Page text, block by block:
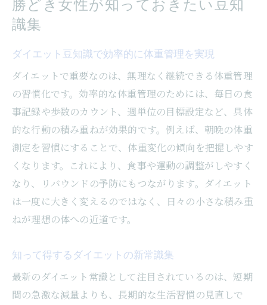
勝どき女性が知っておきたい豆知
識集
ダイエット豆知識で効率的に体重管理を実現
ダイエットで重要なのは、無理なく継続できる体重管理
の習慣化です。効率的な体重管理のためには、毎日の食
事記録や歩数のカウント、週単位の目標設定など、具体
的な行動の積み重ねが効果的です。例えば、朝晩の体重
測定を習慣にすることで、体重変化の傾向を把握しやす
くなります。これにより、食事や運動の調整がしやすく
なり、リバウンドの予防にもつながります。ダイエット
は一度に大きく変えるのではなく、日々の小さな積み重
ねが理想の体への近道です。
知って得するダイエットの新常識集
最新のダイエット常識として注目されているのは、短期
間の急激な減量よりも、長期的な生活習慣の見直しで